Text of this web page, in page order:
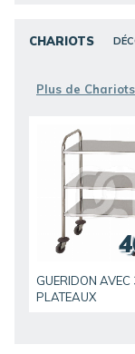
CHARIOTS
Plus de Chariots
GUERIDON AVEC
PLATEAUX